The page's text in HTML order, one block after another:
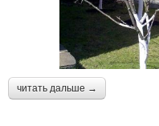
читать дальше →